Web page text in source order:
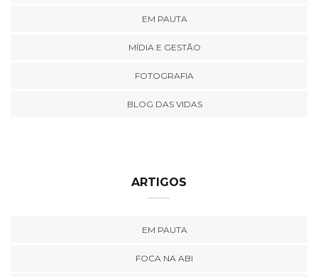
EM PAUTA
MÍDIA E GESTÃO
FOTOGRAFIA
BLOG DAS VIDAS
ARTIGOS
EM PAUTA
FOCA NA ABI